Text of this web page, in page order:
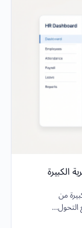
الكبيرة
من